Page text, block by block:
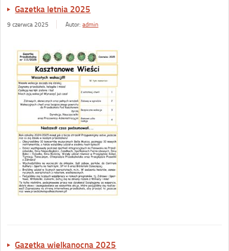
Gazetka letnia 2025
9 czerwca 2025 Autor:admin
Gazetka wielkanocna 2025